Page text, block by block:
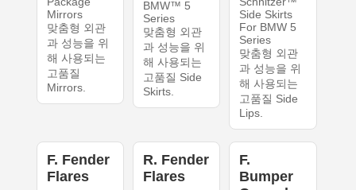
Mirrors
맞춤형 외관
과 성능을 위
해 사용되는
고품질
Mirrors.
BMW™ 5
Series
맞춤형 외관
과 성능을 위
해 사용되는
고품질 Side
Skirts.
Side Skirts
For BMW 5
Series
맞춤형 외관
과 성능을 위
해 사용되는
고품질 Side
Lips.
F. Fender
Flares
R. Fender
Flares
F.
Bumper